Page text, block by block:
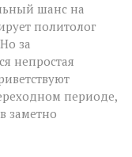
за
мир
Газе:
надежды
и
противоречия
шанс на
политолог
за
непростая
периоде,
заметно